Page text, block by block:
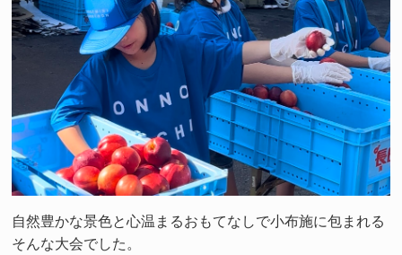
自然豊かな景色と心温まるおもてなしで小布施に包まれる
そんな大会でした。